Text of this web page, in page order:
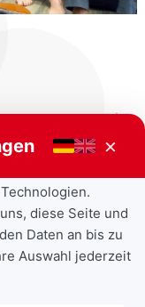
×
diese Seite und
Daten an bis zu
Auswahl jederzeit